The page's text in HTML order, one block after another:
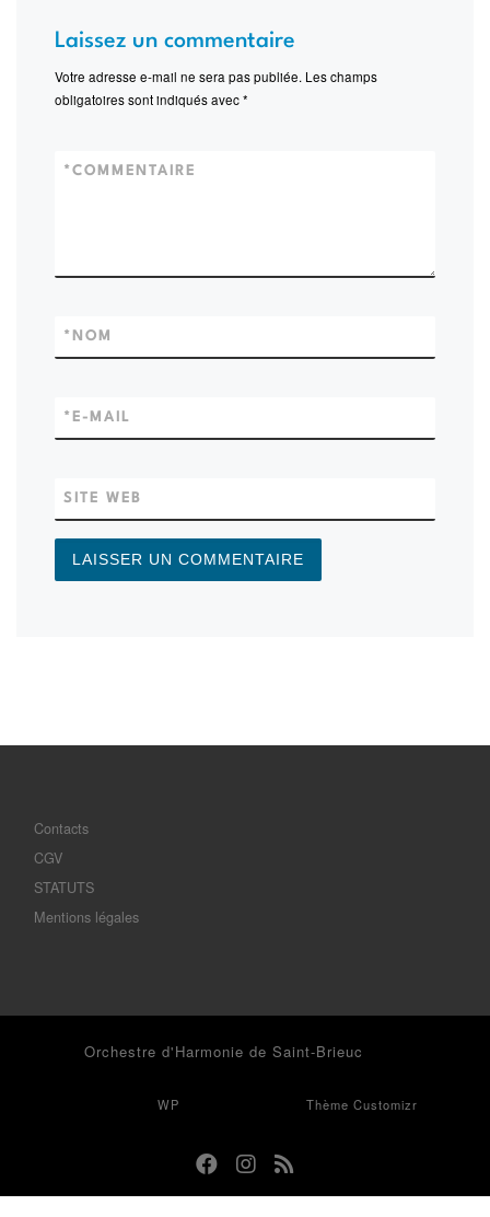
Laissez un commentaire
Votre adresse e-mail ne sera pas publiée. Les champs
obligatoires sont indiqués avec*
COMMENTAIRE
*
NOM
*
E-MAIL
*
SITE WEB
Contacts
CGV
STATUTS
Mentions légales
Orchestre d'Harmonie de Saint-Brieuc
WP Thème Customizr